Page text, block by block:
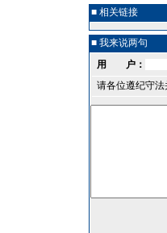
■ 相关链接
■ 我来说两句
用 户：
请各位遵纪守法